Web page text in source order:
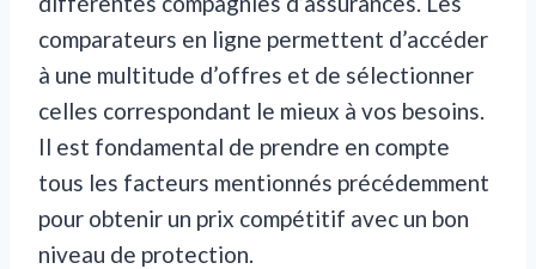
comparateurs en ligne permettent d’accéder
à une multitude d’offres et de sélectionner
celles correspondant le mieux à vos besoins.
Il est fondamental de prendre en compte
tous les facteurs mentionnés précédemment
pour obtenir un prix compétitif avec un bon
niveau de protection.